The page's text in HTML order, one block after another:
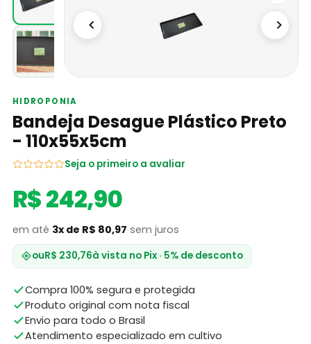
HIDROPONIA
Bandeja Desague Plástico Preto
- 110x55x5cm
Seja o primeiro a avaliar
R$ 242,90
em até 3x de R$ 80,97 sem juros
ouR$ 230,76à vista no Pix · 5% de desconto
Compra 100% segura e protegida
Produto original com nota fiscal
Envio para todo o Brasil
Atendimento especializado em cultivo